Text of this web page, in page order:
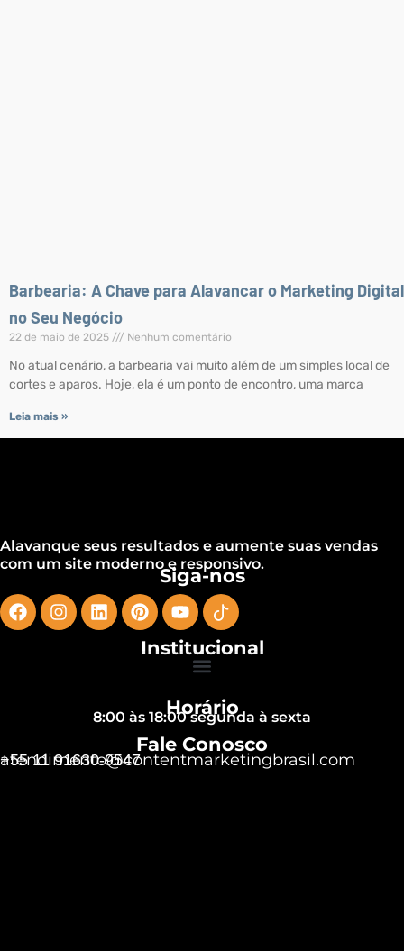
Barbearia: A Chave para Alavancar o Marketing Digital
no Seu Negócio
22 de maio de 2025 Nenhum comentário
No atual cenário, a barbearia vai muito além de um simples local de
cortes e aparos. Hoje, ela é um ponto de encontro, uma marca
Leia mais »
Alavanque seus resultados e aumente suas vendas
com um site moderno e responsivo.
Siga-nos
Institucional
Horário
8:00 às 18:00 segunda à sexta
Fale Conosco
+55 11 91630-9547
atendimento@contentmarketingbrasil.com